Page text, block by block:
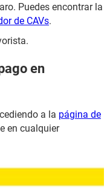
Puedes encontrar la
de CAVs.
en
a la página de
en cualquier